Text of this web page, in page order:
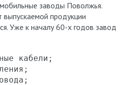
заводы Поволжья.
продукции
Уже к началу 60-х годов завод
кабели;